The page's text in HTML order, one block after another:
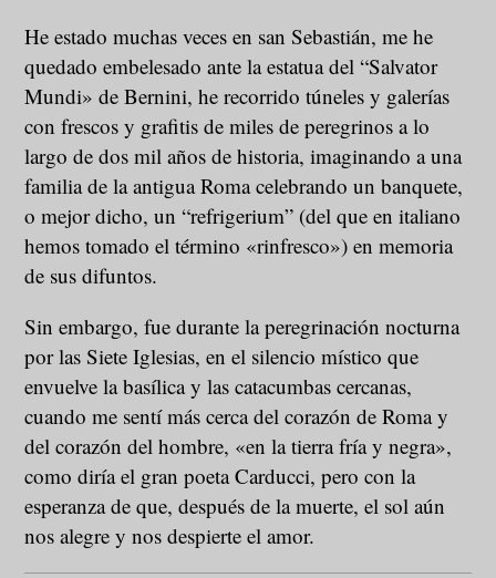
He estado muchas veces en san Sebastián, me he
quedado embelesado ante la estatua del “Salvator
Mundi» de Bernini, he recorrido túneles y galerías
con frescos y grafitis de miles de peregrinos a lo
largo de dos mil años de historia, imaginando a una
familia de la antigua Roma celebrando un banquete,
o mejor dicho, un “refrigerium” (del que en italiano
hemos tomado el término «rinfresco») en memoria
de sus difuntos.
Sin embargo, fue durante la peregrinación nocturna
por las Siete Iglesias, en el silencio místico que
envuelve la basílica y las catacumbas cercanas,
cuando me sentí más cerca del corazón de Roma y
del corazón del hombre, «en la tierra fría y negra»,
como diría el gran poeta Carducci, pero con la
esperanza de que, después de la muerte, el sol aún
nos alegre y nos despierte el amor.